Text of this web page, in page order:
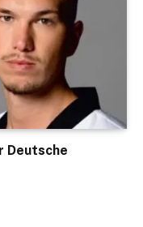
Deutsche